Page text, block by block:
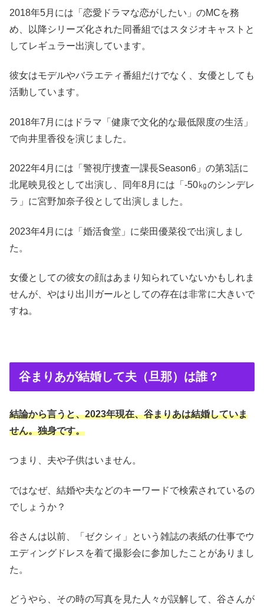
2018年5月には「恋愛ドラマな恋がしたい」のMCを務
め、以降シリーズ化された同番組ではスタジオキャストと
してレギュラー出演しています。
彼女はモデルやバラエティ番組だけでなく、女優としても
活動しています。
2018年7月にはドラマ「健康で文化的な最低限度の生活」
で向井里香役を演じました。
2022年4月には「警視庁捜査一課長Season6」の第3話に
北尾映見役として出演し、同年8月には「-50㎏のシンデレ
ラ」に宮野加奈子役として出演しました。
2023年4月には「婚活食堂」に柴田優菜役で出演しまし
た。
女優としての彼女の顔はあまり知られていないかもしれま
せんが、やはり出川ガールとしての存在は非常に大きいで
すね。
谷まりあが結婚して夫（旦那）は誰？
結論から言うと、2023年現在、谷まりあは結婚していま
せん。独身です。
つまり、夫や子供はいません。
ではなぜ、結婚や夫などのキーワードで検索されているの
でしょうか？
谷さんは以前、「ゼクシィ」という雑誌の表紙の仕事でウ
エディングドレスを着て撮影会に参加したことがありまし
た。
どうやら、その時の写真を見た人々が誤解して、谷さんが